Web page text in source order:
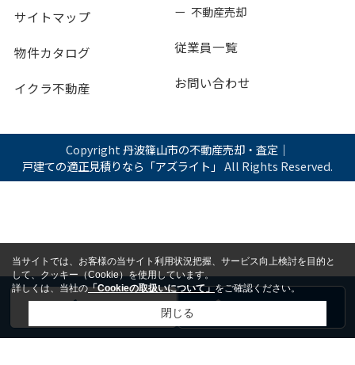
サイトマップ
物件カタログ
イクラ不動産
ー 不動産売却
従業員一覧
お問い合わせ
Copyright丹波篠山市の不動産売却・査定｜
戸建ての適正見積りなら「アズライト」 All Rights Reserved.
電話 お問い合わせ
当サイトでは、お客様の当サイト利用状況把握、サービス向上検討を目的と
して、クッキー（Cookie）を使用しています。
詳しくは、当社の「Cookieの取扱いについて」をご確認ください。
閉じる